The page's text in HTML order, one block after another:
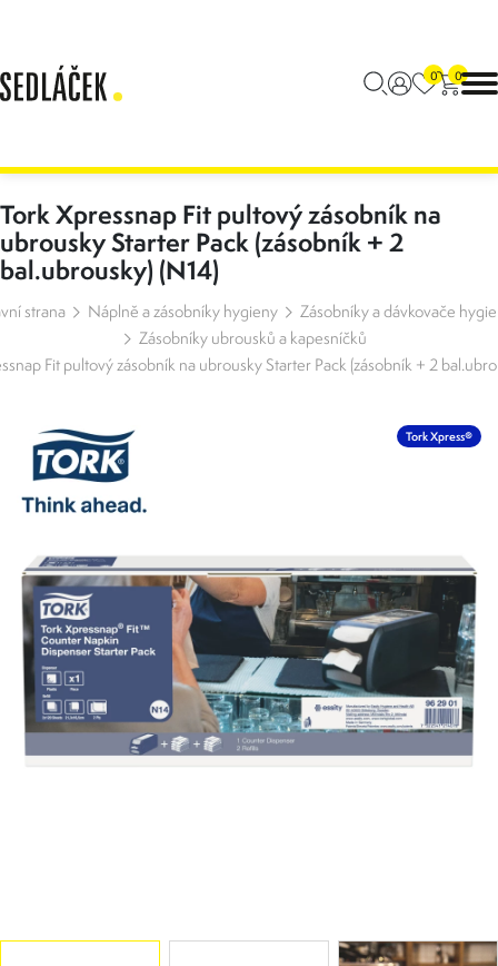
0 0
Tork Xpressnap Fit pultový zásobník na
ubrousky Starter Pack (zásobník + 2
bal.ubrousky) (N14)
strana Náplně a zásobníky hygieny
Zásobníky a dávkovače
Zásobníky ubrousků a kapesníčků
Fit pultový zásobník na ubrousky Starter Pack (zásobník + 2
Tork Xpress®